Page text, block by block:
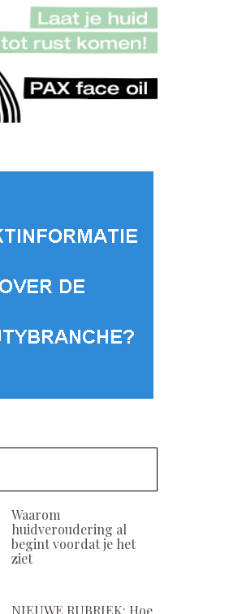
Waarom
huidveroudering al
begint voordat je het
ziet
NIEUWE RUBRIEK: Hoe